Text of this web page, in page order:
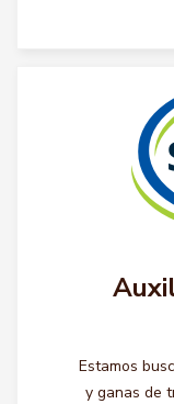
Estamos
y ganas de